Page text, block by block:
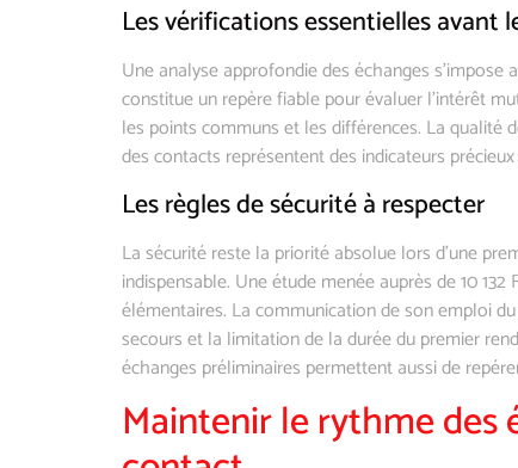
Les vérifications essentielles avant
Une analyse approfondie des échanges
constitue un repère fiable pour évaluer l’intérêt
les points communs et les différences. La qualité
des contacts représentent des indicateurs
Les règles de sécurité à respecter
La sécurité reste la priorité absolue lors d’une
indispensable. Une étude menée auprès de 10
élémentaires. La communication de son emploi
secours et la limitation de la durée du premier
échanges préliminaires permettent aussi de
Maintenir le rythme des